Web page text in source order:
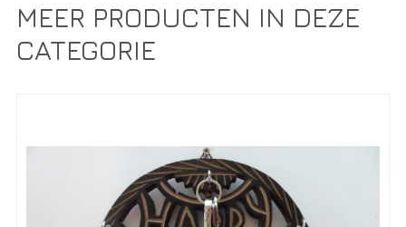
MEER PRODUCTEN IN DEZE
CATEGORIE